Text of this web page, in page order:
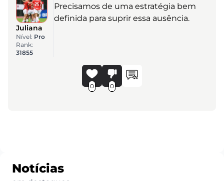
Juliana
Nível: Pro
Rank:
31855
Precisamos de uma estratégia bem
definida para suprir essa ausência.
0 0
Notícias